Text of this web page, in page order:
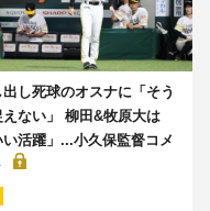
し死球のオスナに「そう
えない」 柳田&牧原大は
い活躍」...小久保監督コメ